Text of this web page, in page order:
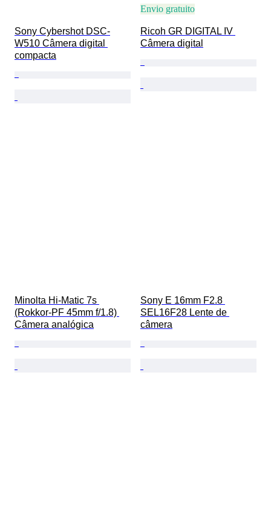
Sony Cybershot DSC-
W510 Câmera digital
compacta
Envio gratuito
Ricoh GR DIGITAL IV
Câmera digital
Minolta Hi-Matic 7s
(Rokkor-PF 45mm f/1.8)
Câmera analógica
Sony E 16mm F2.8
SEL16F28 Lente de
câmera